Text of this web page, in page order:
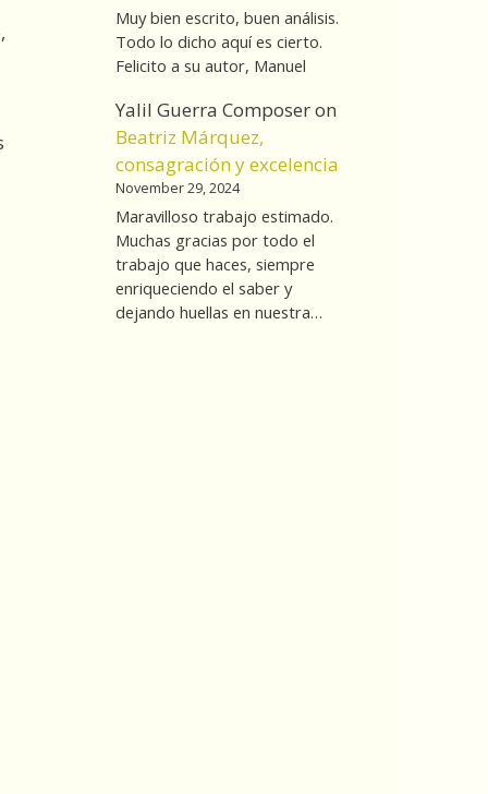
Muy bien escrito, buen análisis.
Todo lo dicho aquí es cierto.
Felicito a su autor, Manuel
Yalil Guerra Composeron
Beatriz Márquez,
consagración y excelencia
November 29, 2024
Maravilloso trabajo estimado.
Muchas gracias por todo el
trabajo que haces, siempre
enriqueciendo el saber y
dejando huellas en nuestra…